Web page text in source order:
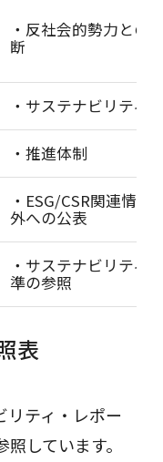
・反社会的勢力との
断
・サステナビリティ
・推進体制
・ESG/CSR関連情報
外への公表
・サステナビリティ
準の参照
表
リティ・レポー
しています。